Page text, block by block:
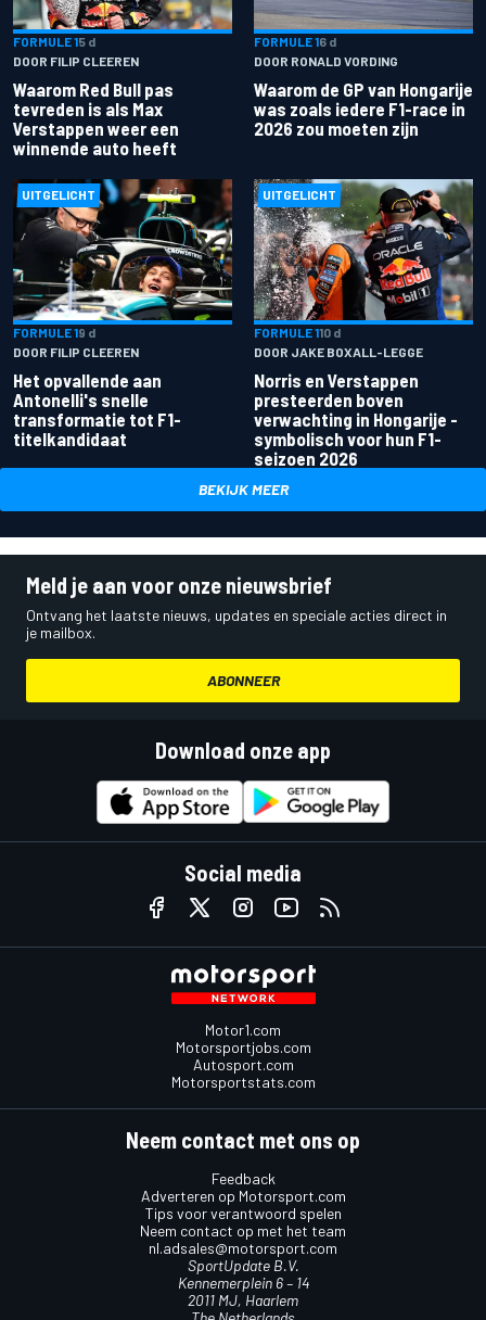
FORMULE 15 d
DOOR FILIP CLEEREN
Waarom Red Bull pas
tevreden is als Max
Verstappen weer een
winnende auto heeft
FORMULE 16 d
DOOR RONALD VORDING
Waarom de GP van Hongarije
was zoals iedere F1-race in
2026 zou moeten zijn
UITGELICHT
FORMULE 19 d
DOOR FILIP CLEEREN
Het opvallende aan
Antonelli's snelle
transformatie tot F1-
titelkandidaat
UITGELICHT
FORMULE 110 d
DOOR JAKE BOXALL-LEGGE
Norris en Verstappen
presteerden boven
verwachting in Hongarije -
symbolisch voor hun F1-
seizoen 2026
BEKIJK MEER
Meld je aan voor onze nieuwsbrief
Ontvang het laatste nieuws, updates en speciale acties direct in
je mailbox.
ABONNEER
Download onze app
Social media
Motor1.com
Motorsportjobs.com
Autosport.com
Motorsportstats.com
Neem contact met ons op
Feedback
Adverteren op Motorsport.com
Tips voor verantwoord spelen
Neem contact op met het team
nl.adsales@motorsport.com
SportUpdate B.V.
Kennemerplein 6 – 14
2011 MJ, Haarlem